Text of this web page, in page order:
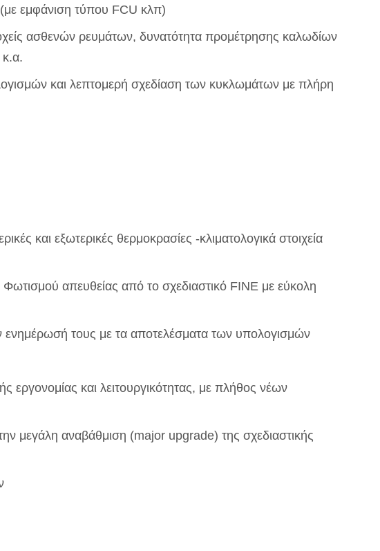
εμφάνιση τύπου FCU κλπ)
ασθενών ρευμάτων, δυνατότητα προμέτρησης καλωδίων
και λεπτομερή σχεδίαση των κυκλωμάτων με πλήρη
και εξωτερικές θερμοκρασίες -κλιματολογικά στοιχεία
απευθείας από το σχεδιαστικό FINE με εύκολη
ενημέρωσή τους με τα αποτελέσματα των υπολογισμών
και λειτουργικότητας, με πλήθος νέων
μεγάλη αναβάθμιση (major upgrade) της σχεδιαστικής